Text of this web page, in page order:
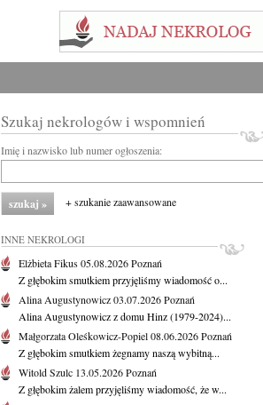
Szukaj nekrologów i wspomnień
Imię i nazwisko lub numer ogłoszenia:
+ szukanie zaawansowane
INNE NEKROLOGI
Elżbieta Fikus05.08.2026Poznań
Z głębokim smutkiem przyjęliśmy wiadomość o...
Alina Augustynowicz03.07.2026Poznań
Alina Augustynowicz z domu Hinz (1979-2024)...
Małgorzata Oleśkowicz-Popiel08.06.2026Poznań
Z głębokim smutkiem żegnamy naszą wybitną...
Witold Szulc 13.05.2026Poznań
Z głębokim żalem przyjęliśmy wiadomość, że w...